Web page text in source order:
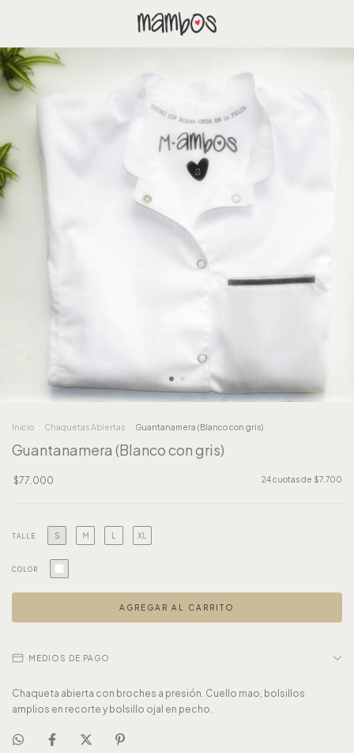
Inicio Chaquetas Abiertas Guantanamera (Blanco con gris)
Guantanamera (Blanco con gris)
$77.000 24cuotas de $7.700
TALLE S M L XL
COLOR
MEDIOS DE PAGO
Chaqueta abierta con broches a presión. Cuello mao, bolsillos
amplios en recorte y bolsillo ojal en pecho.